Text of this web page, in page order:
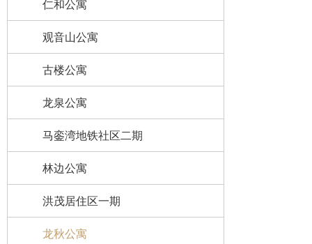
仁和公寓
观音山公寓
古楼公寓
龙泉公寓
马銮湾地铁社区二期
林边公寓
洪茂居住区一期
龙秋公寓